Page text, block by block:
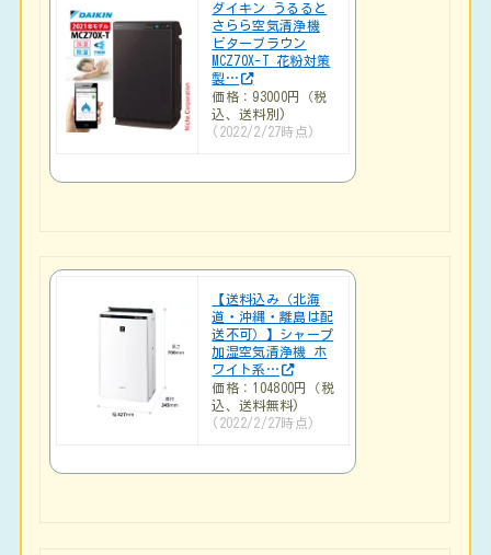
ダイキン うるると
さらら空気清浄機
ビターブラウン
MCZ70X-T 花粉対策
製…
価格：93000円（税
込、送料別)
(2022/2/27時点)
【送料込み（北海
道・沖縄・離島は配
送不可）】シャープ
加湿空気清浄機 ホ
ワイト系…
価格：104800円（税
込、送料無料)
(2022/2/27時点)